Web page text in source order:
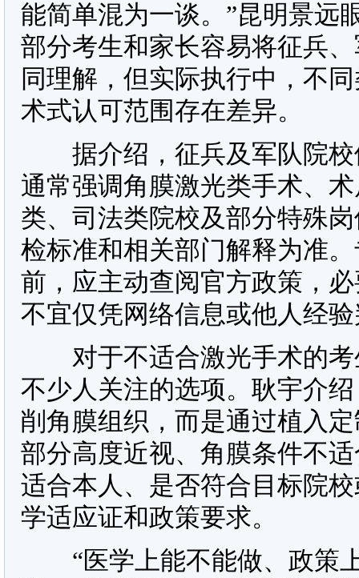
能简单混为一谈。”昆明景远
部分考生和家长容易将征兵
同理解，但实际执行中，不
术式认可范围存在差异。
据介绍，征兵及军队院校
通常强调角膜激光类手术、
类、司法类院校及部分特殊
检标准和相关部门解释为准
前，应主动查阅官方政策，
不宜仅凭网络信息或他人经
对于不适合激光手术的考
不少人关注的选项。耿宇介
削角膜组织，而是通过植入
部分高度近视、角膜条件不
适合本人、是否符合目标院
学适应证和政策要求。
“医学上能不能做、政策